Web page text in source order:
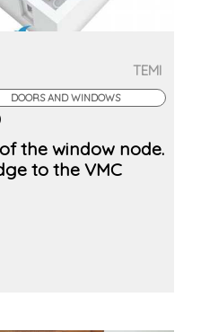
TEMI
DOORS AND WINDOWS
the window node.
to the VMC